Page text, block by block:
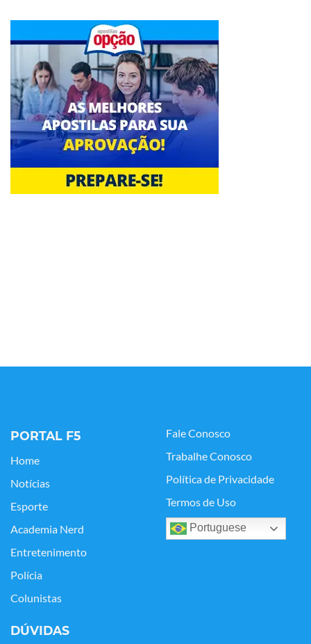
PORTAL F5
Home
Notícias
Esporte
Academia Nerd
Entretenimento
Polícia
Colunistas
Fale Conosco
Trabalhe Conosco
Política de Privacidade
Termos de Uso
Portuguese
DÚVIDAS